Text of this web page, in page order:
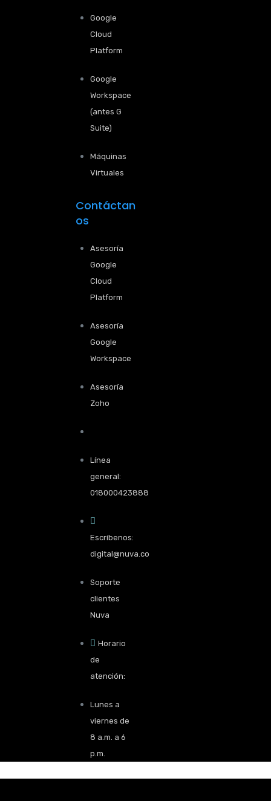
Google
Cloud
Platform
Google
Workspace
(antes G
Suite)
Máquinas
Virtuales
Contáctan
os
Asesoría
Google
Cloud
Platform
Asesoría
Google
Workspace
Asesoría
Zoho
Línea
general:
018000423888
Escríbenos:
digital@nuva.co
Soporte
clientes
Nuva
Horario
de
atención:
Lunes a
viernes de
8 a.m. a 6
p.m.